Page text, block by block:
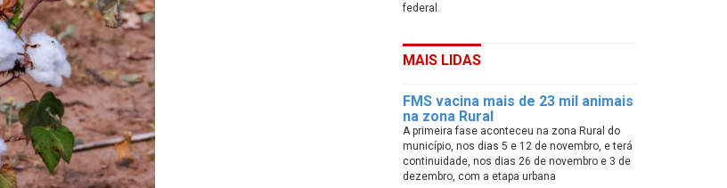
federal.
MAIS LIDAS
FMS vacina mais de 23 mil animais
na zona Rural
A primeira fase aconteceu na zona Rural do
município, nos dias 5 e 12 de novembro, e terá
continuidade, nos dias 26 de novembro e 3 de
dezembro, com a etapa urbana